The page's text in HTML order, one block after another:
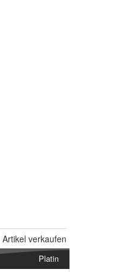
Artikel verkaufen
Platin